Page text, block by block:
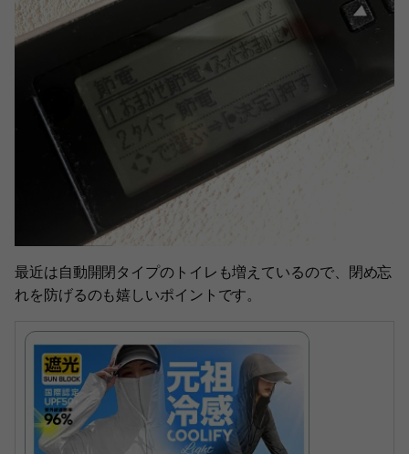
最近は自動開閉タイプのトイレも増えているので、閉め忘
れを防げるのも嬉しいポイントです。